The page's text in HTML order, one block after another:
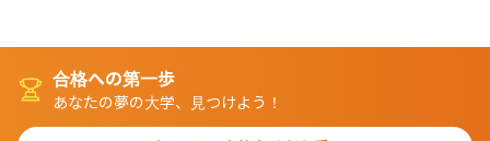
合格への第一歩
あなたの夢の大学、見つけよう！